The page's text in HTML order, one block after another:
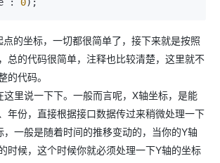
点的坐标，一切都很简单了，接下来就是按照
总的代码很简单，注释也比较清楚，这里就不
的代码。
这里说一下下。一般而言呢，X轴坐标，是能
年份，直接根据接口数据传过来稍微处理一下
，一般是随着时间的推移变动的，当你的Y轴
时候，这个时候你就必须处理一下Y轴的坐标